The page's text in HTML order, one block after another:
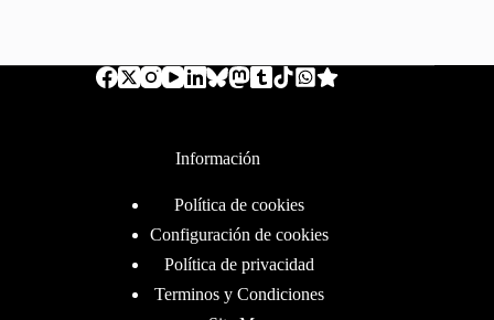
Información
Política de cookies
Configuración de cookies
Política de privacidad
Terminos y Condiciones